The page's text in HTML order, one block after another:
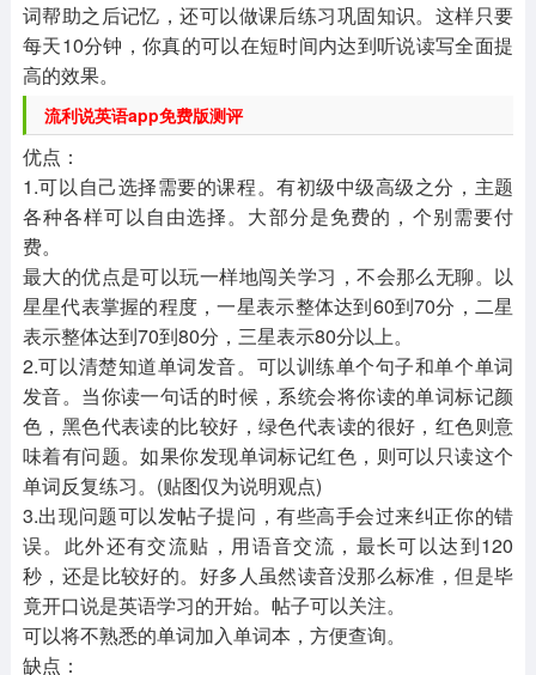
词帮助之后记忆，还可以做课后练习巩固知识。这样只要
每天10分钟，你真的可以在短时间内达到听说读写全面提
高的效果。
流利说英语app免费版测评
优点：
1.可以自己选择需要的课程。有初级中级高级之分，主题
各种各样可以自由选择。大部分是免费的，个别需要付
费。
最大的优点是可以玩一样地闯关学习，不会那么无聊。以
星星代表掌握的程度，一星表示整体达到60到70分，二星
表示整体达到70到80分，三星表示80分以上。
2.可以清楚知道单词发音。可以训练单个句子和单个单词
发音。当你读一句话的时候，系统会将你读的单词标记颜
色，黑色代表读的比较好，绿色代表读的很好，红色则意
味着有问题。如果你发现单词标记红色，则可以只读这个
单词反复练习。(贴图仅为说明观点)
3.出现问题可以发帖子提问，有些高手会过来纠正你的错
误。此外还有交流贴，用语音交流，最长可以达到120
秒，还是比较好的。好多人虽然读音没那么标准，但是毕
竟开口说是英语学习的开始。帖子可以关注。
可以将不熟悉的单词加入单词本，方便查询。
缺点：